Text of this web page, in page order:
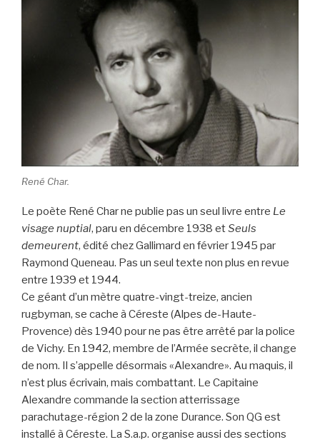
René Char.
Le poète René Char ne publie pas un seul livre entre Le
visage nuptial, paru en décembre 1938 etSeuls
demeurent, édité chez Gallimard en février 1945 par
Raymond Queneau. Pas un seul texte non plus en revue
entre 1939 et 1944.
Ce géant d’un mètre quatre-vingt-treize, ancien
rugbyman, se cache à Céreste (Alpes de-Haute-
Provence) dès 1940 pour ne pas être arrêté par la police
de Vichy. En 1942, membre de l’Armée secrète, il change
de nom. Il s’appelle désormais «Alexandre». Au maquis, il
n’est plus écrivain, mais combattant. Le Capitaine
Alexandre commande la section atterrissage
parachutage-région 2 de la zone Durance. Son QG est
installé à Céreste. La S.a.p. organise aussi des sections